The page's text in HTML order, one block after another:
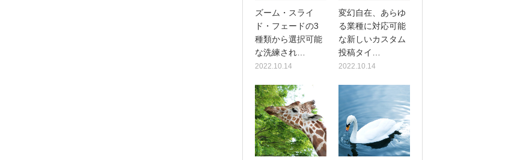
ズーム・スライ
ド・フェードの3
種類から選択可能
な洗練され…
2022.10.14
変幻自在、あらゆ
る業種に対応可能
な新しいカスタム
投稿タイ…
2022.10.14